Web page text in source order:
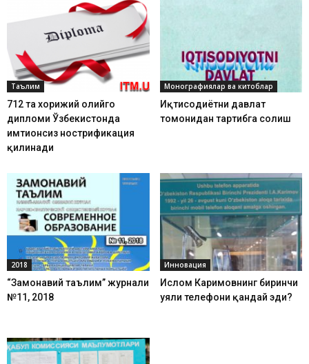
Таълим
712 та хорижий олийгоҳ
дипломи Ўзбекистонда
имтиҳонсиз нострификация
қилинади
Монографиялар ва китоблар
Иқтисодиётни давлат
томонидан тартибга солиш
2018
“Замонавий таълим” журнали
№11, 2018
Инновация
Ислом Каримовнинг биринчи
уяли телефони қандай эди?